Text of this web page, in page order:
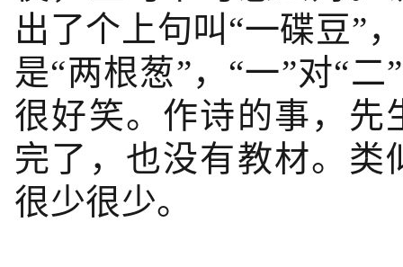
出了个上句叫“一碟豆”
是“两根葱”，“一”对“
很好笑。作诗的事，先
完了，也没有教材。类
很少很少。